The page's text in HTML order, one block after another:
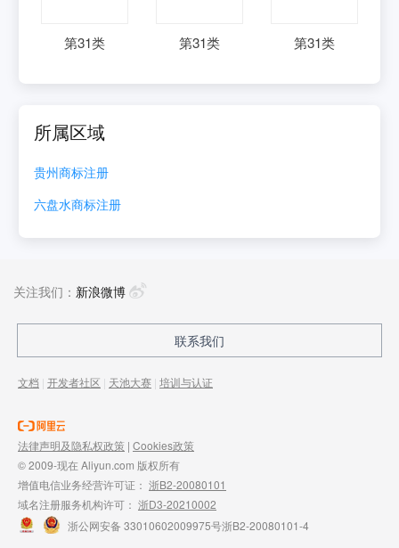
第31类 第31类 第31类
所属区域
贵州商标注册
六盘水商标注册